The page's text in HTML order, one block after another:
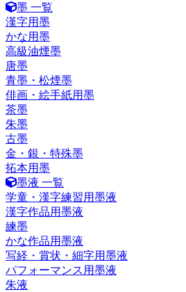
墨 一覧
漢字用墨
かな用墨
高級油煙墨
唐墨
青墨・松煙墨
俳画・絵手紙用墨
茶墨
朱墨
古墨
金・銀・特殊墨
拓本用墨
墨液 一覧
学童・漢字練習用墨液
漢字作品用墨液
練墨
かな作品用墨液
写経・賞状・細字用墨液
パフォーマンス用墨液
朱液